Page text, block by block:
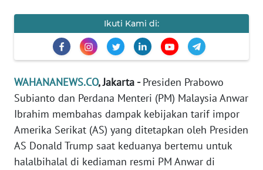
Ikuti Kami di:
WAHANANEWS.CO, Jakarta -Presiden Prabowo
Subianto dan Perdana Menteri (PM) Malaysia Anwar
Ibrahim membahas dampak kebijakan tarif impor
Amerika Serikat (AS) yang ditetapkan oleh Presiden
AS Donald Trump saat keduanya bertemu untuk
halalbihalal di kediaman resmi PM Anwar di
EDITORIAL
INDEKS
BERITA
KONTAK
KAMI